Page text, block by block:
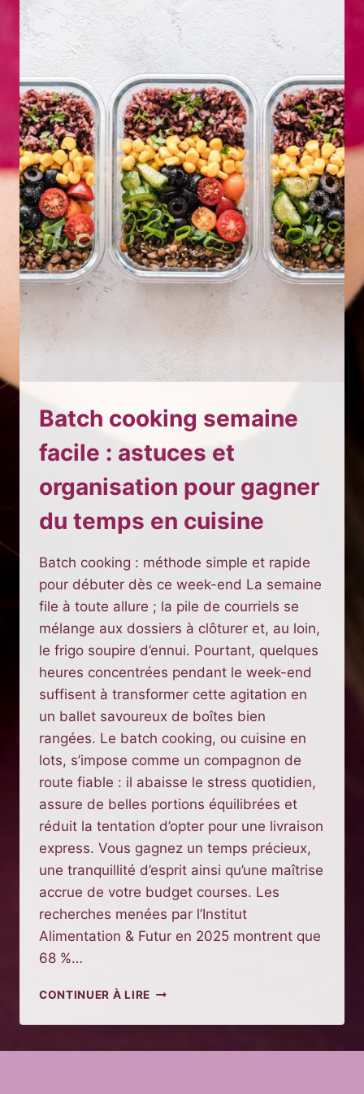
Batch cooking semaine
facile : astuces et
organisation pour gagner
du temps en cuisine
Batch cooking : méthode simple et rapide
pour débuter dès ce week-end La semaine
file à toute allure ; la pile de courriels se
mélange aux dossiers à clôturer et, au loin,
le frigo soupire d’ennui. Pourtant, quelques
heures concentrées pendant le week-end
suffisent à transformer cette agitation en
un ballet savoureux de boîtes bien
rangées. Le batch cooking, ou cuisine en
lots, s’impose comme un compagnon de
route fiable : il abaisse le stress quotidien,
assure de belles portions équilibrées et
réduit la tentation d’opter pour une livraison
express. Vous gagnez un temps précieux,
une tranquillité d’esprit ainsi qu’une maîtrise
accrue de votre budget courses. Les
recherches menées par l’Institut
Alimentation & Futur en 2025 montrent que
68 %…
CONTINUER À LIREBATCH
SEMAINE